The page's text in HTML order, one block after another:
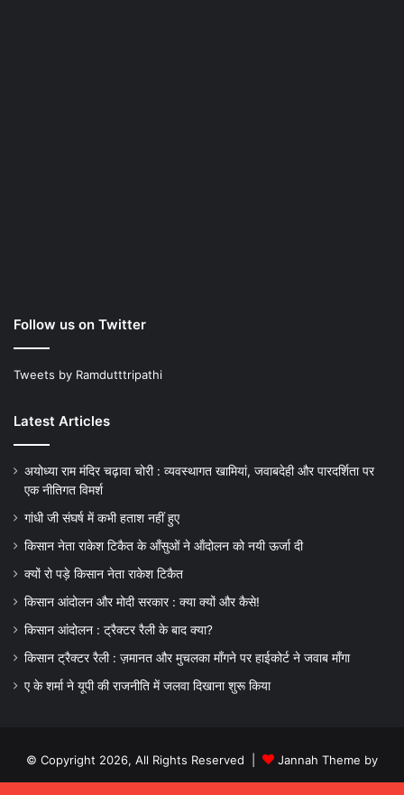
Follow us on Twitter
Tweets by Ramdutttripathi
Latest Articles
अयोध्या राम मंदिर चढ़ावा चोरी : व्यवस्थागत खामियां, जवाबदेही और पारदर्शिता पर
एक नीतिगत विमर्श
गांधी जी संघर्ष में कभी हताश नहीं हुए
किसान नेता राकेश टिकैत के आँसुओं ने ऑंदोलन को नयी ऊर्जा दी
क्यों रो पड़े किसान नेता राकेश टिकैत
किसान आंदोलन और मोदी सरकार : क्या क्यों और कैसे!
किसान आंदोलन : ट्रैक्टर रैली के बाद क्या?
किसान ट्रैक्टर रैली : ज़मानत और मुचलका माँगने पर हाईकोर्ट ने जवाब माँगा
ए के शर्मा ने यूपी की राजनीति में जलवा दिखाना शुरू किया
© Copyright 2026, All Rights Reserved |
Jannah Theme by